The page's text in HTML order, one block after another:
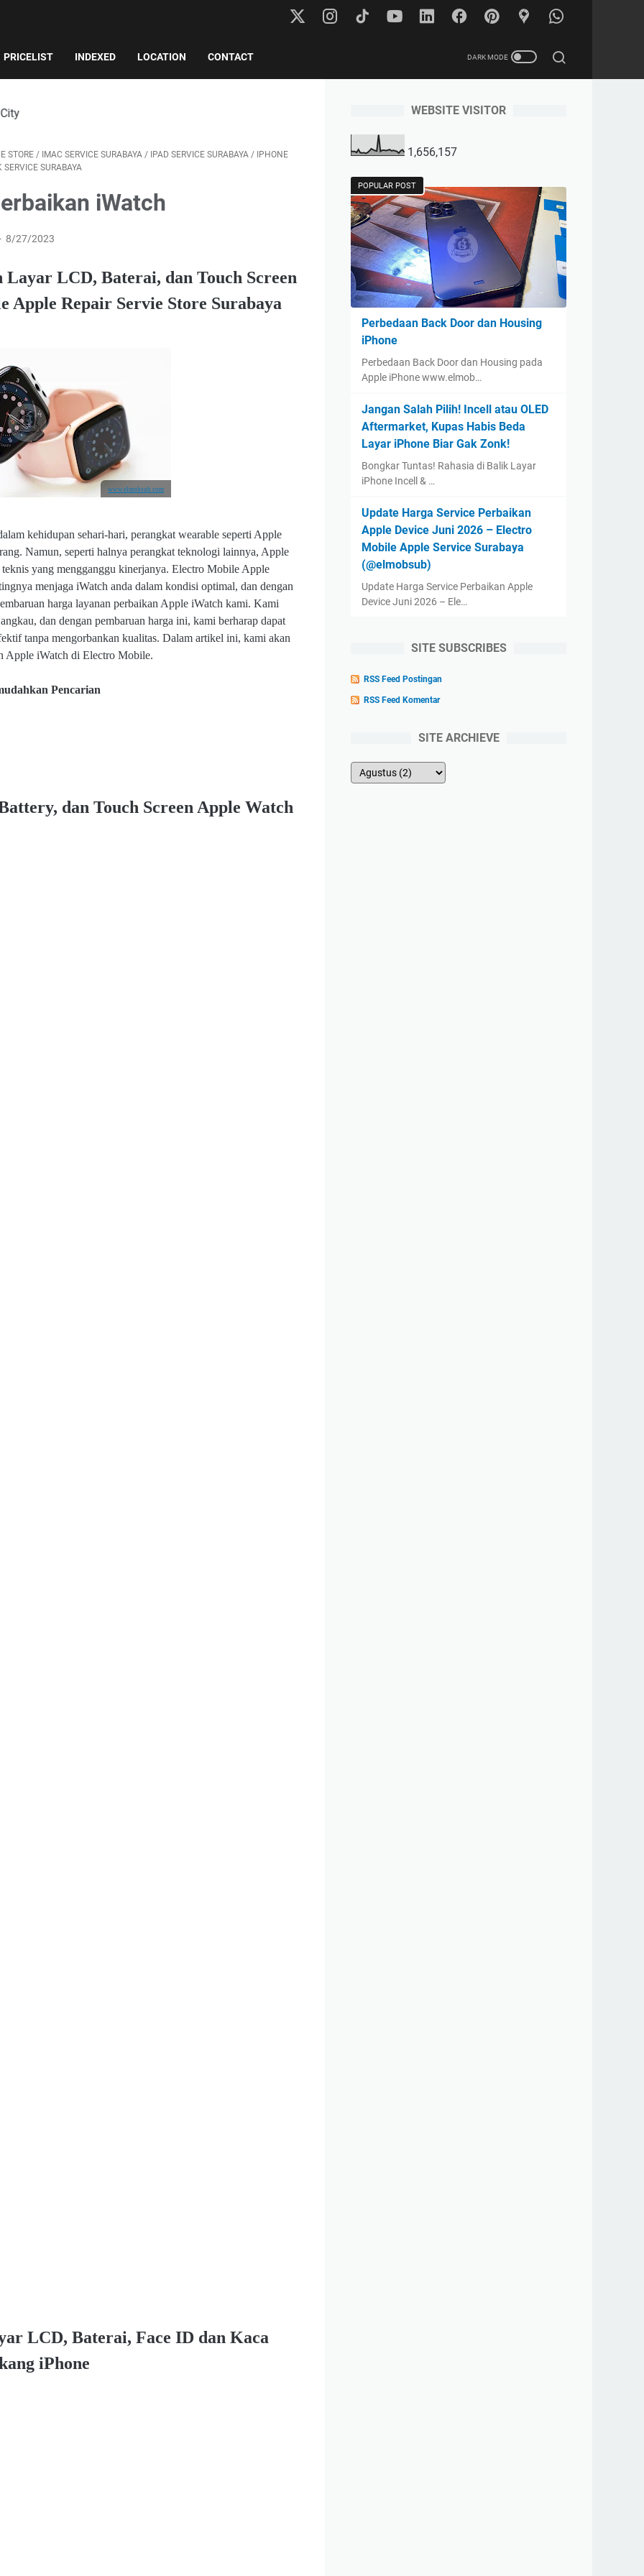
PRICELIST INDEXED LOCATION CONTACT
STORE / IMAC SERVICE SURABAYA / IPAD SERVICE SURABAYA / IPHONE
SERVICE SURABAYA
iWatch
8/27/2023
LCD, Baterai, dan Touch Screen
Repair Servie Store Surabaya
www.elmobsub.com
kehidupan sehari-hari, perangkat wearable seperti Apple
Namun, seperti halnya perangkat teknologi lainnya, Apple
yang mengganggu kinerjanya. Electro Mobile Apple
menjaga iWatch anda dalam kondisi optimal, dan dengan
harga layanan perbaikan Apple iWatch kami. Kami
dan dengan pembaruan harga ini, kami berharap dapat
tanpa mengorbankan kualitas. Dalam artikel ini, kami akan
Apple iWatch di Electro Mobile.
Pencarian
dan Touch Screen Apple Watch
LCD, Baterai, Face ID dan Kaca
iPhone
WEBSITE VISITOR
1,656,157
POPULAR POST
Perbedaan Back Door dan Housing
iPhone
Perbedaan Back Door dan Housing pada
Apple iPhone www.elmob…
Jangan Salah Pilih! Incell atau OLED
Aftermarket, Kupas Habis Beda
Layar iPhone Biar Gak Zonk!
Bongkar Tuntas! Rahasia di Balik Layar
iPhone Incell & …
Update Harga Service Perbaikan
Apple Device Juni 2026 – Electro
Mobile Apple Service Surabaya
(@elmobsub)
Update Harga Service Perbaikan Apple
Device Juni 2026 – Ele…
SITE SUBSCRIBES
RSS Feed Postingan
RSS Feed Komentar
SITE ARCHIEVE